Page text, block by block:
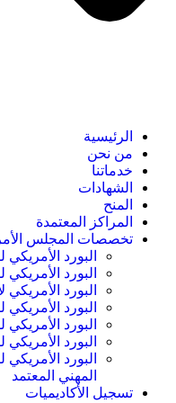
الرئيسية
من نحن
خدماتنا
الشهادات
المنح
المراكز المعتمدة
تخصصات المجلس
البورد
البورد الأمريكي
البورد الأمريكي
البورد
البورد الأمريكي
البورد الأمريكي
البورد
المهني المعتمد
تسجيل الأكاديميات